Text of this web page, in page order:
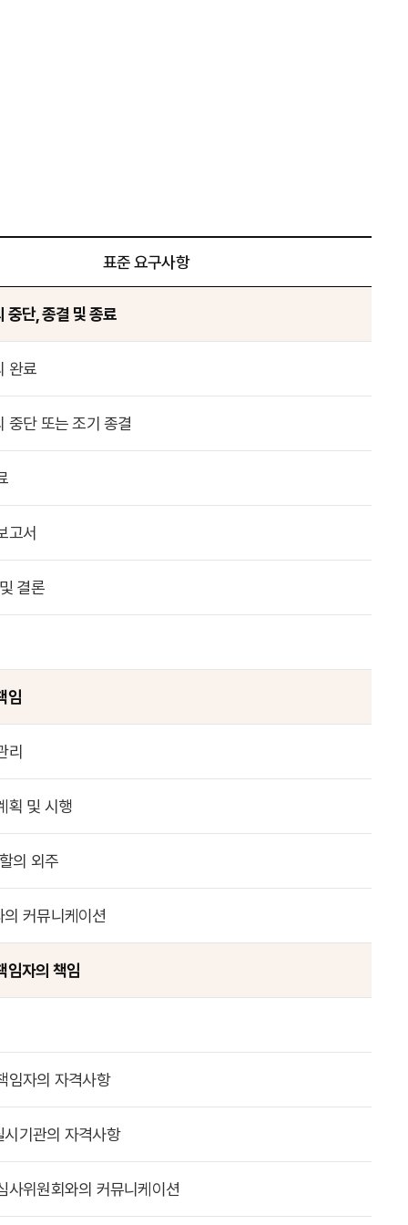
표준 요구사항
중단, 종결 및 종료
완료
중단 또는 조기 종결
고서
결론
임
리
획 및 시행
의 외주
커뮤니케이션
임자의 책임
임자의 자격사항
시기관의 자격사항
사위원회와의 커뮤니케이션